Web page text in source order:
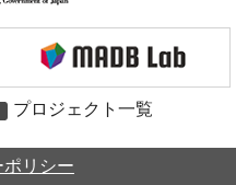
プロジェクト一覧
リシー